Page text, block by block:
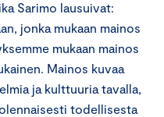
Sarimo lausuivat:
jonka mukaan mainos
mukaan mainos
Mainos kuvaa
ja kulttuuria tavalla,
todellisesta